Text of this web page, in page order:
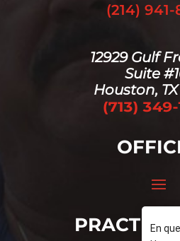
(214)
12929 Gulf
Suite
Houston,
PRACTICE